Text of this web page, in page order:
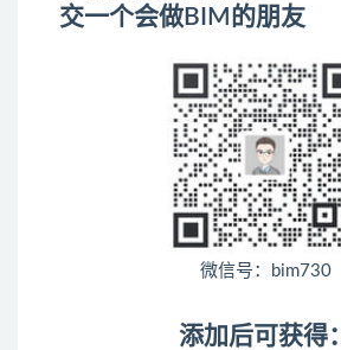
交一个会做BIM的朋友
微信号：bim730
添加后可获得：